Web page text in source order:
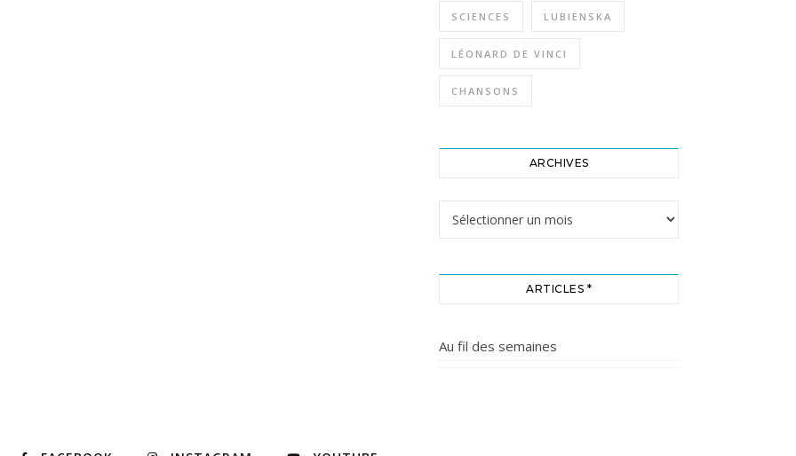
SCIENCES LUBIENSKA
LÉONARD DE VINCI
CHANSONS
ARCHIVES
ARTICLES *
Au fil des semaines